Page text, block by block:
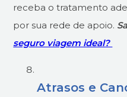
receba o tratamento
por sua rede de apoio.
seguro viagem ideal?
Atrasos e